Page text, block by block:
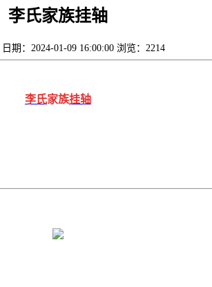
李氏家族挂轴
日期：2024-01-09 16:00:00 浏览：2214
李氏家族挂轴